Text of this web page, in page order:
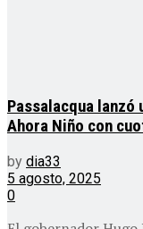
Passalacqua lanzó
Ahora Niño con
by dia33
5 agosto, 2025
0